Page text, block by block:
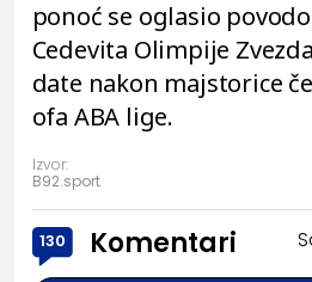
ponoć se oglasio
Cedevita Olimpije
date nakon majstorice
ofa ABA lige.
Izvor:
B92.sport
130 Komentari